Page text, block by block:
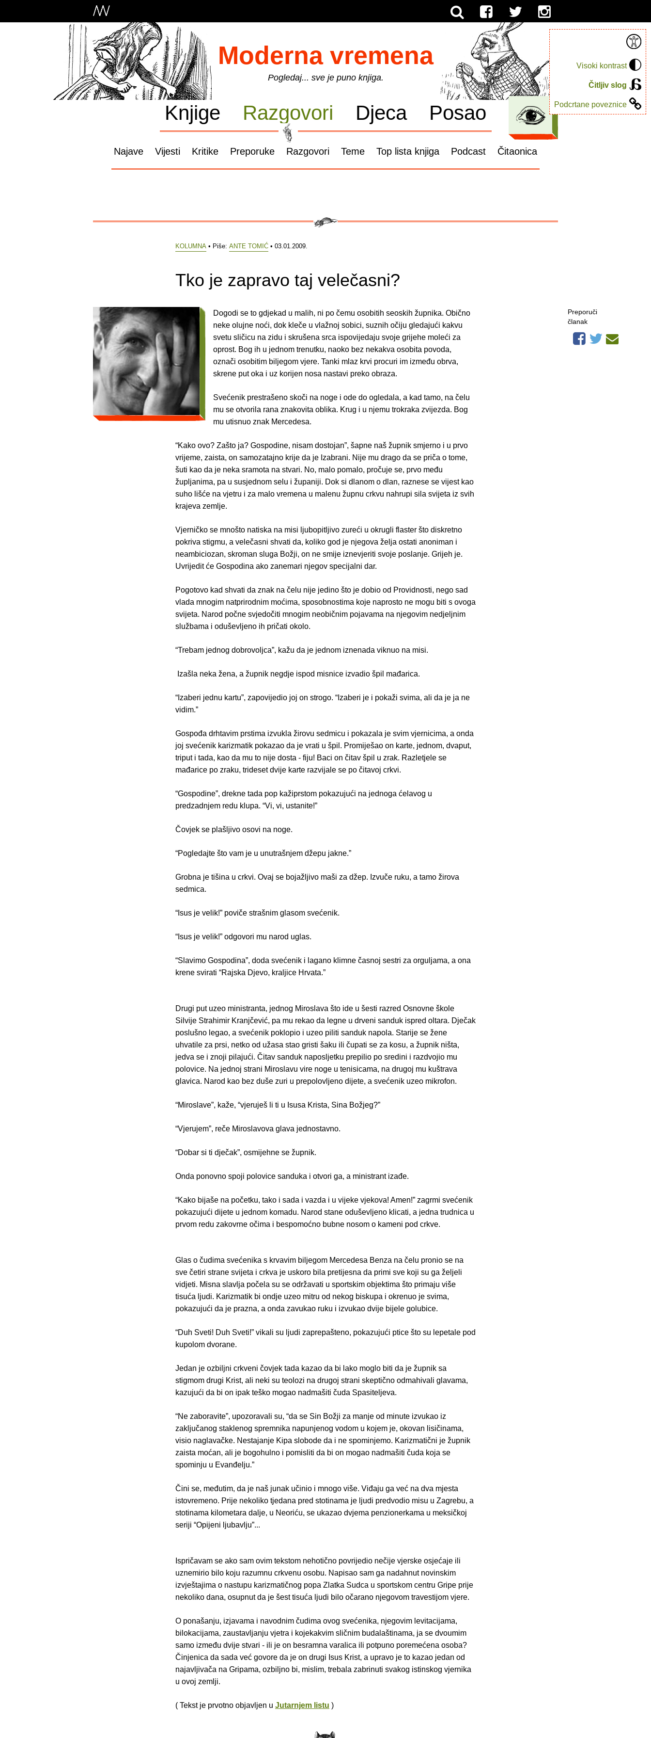
Visoki kontrast
Čitljiv slog
Podcrtane poveznice
Moderna vremena
Pogledaj... sve je puno knjiga.
Knjige Razgovori Djeca Posao
Najave Vijesti Kritike Preporuke Razgovori Teme Top lista knjiga Podcast Čitaonica
KOLUMNA • Piše: ANTE TOMIĆ • 03.01.2009.
Tko je zapravo taj velečasni?
Dogodi se to gdjekad u malih, ni po čemu osobitih seoskih župnika. Obično
neke olujne noći, dok kleče u vlažnoj sobici, suznih očiju gledajući kakvu
svetu sličicu na zidu i skrušena srca ispovijedaju svoje grijehe moleći za
oprost. Bog ih u jednom trenutku, naoko bez nekakva osobita povoda,
označi osobitim biljegom vjere. Tanki mlaz krvi procuri im između obrva,
skrene put oka i uz korijen nosa nastavi preko obraza.
Svećenik prestrašeno skoči na noge i ode do ogledala, a kad tamo, na čelu
mu se otvorila rana znakovita oblika. Krug i u njemu trokraka zvijezda. Bog
mu utisnuo znak Mercedesa.
“Kako ovo? Zašto ja? Gospodine, nisam dostojan”, šapne naš župnik smjerno i u prvo
vrijeme, zaista, on samozatajno krije da je Izabrani. Nije mu drago da se priča o tome,
šuti kao da je neka sramota na stvari. No, malo pomalo, pročuje se, prvo među
župljanima, pa u susjednom selu i županiji. Dok si dlanom o dlan, raznese se vijest kao
suho lišće na vjetru i za malo vremena u malenu župnu crkvu nahrupi sila svijeta iz svih
krajeva zemlje.
Vjerničko se mnošto natiska na misi ljubopitljivo zureći u okrugli flaster što diskretno
pokriva stigmu, a velečasni shvati da, koliko god je njegova želja ostati anoniman i
neambiciozan, skroman sluga Božji, on ne smije iznevjeriti svoje poslanje. Grijeh je.
Uvrijedit će Gospodina ako zanemari njegov specijalni dar.
Pogotovo kad shvati da znak na čelu nije jedino što je dobio od Providnosti, nego sad
vlada mnogim natprirodnim moćima, sposobnostima koje naprosto ne mogu biti s ovoga
svijeta. Narod počne svjedočiti mnogim neobičnim pojavama na njegovim nedjeljnim
službama i oduševljeno ih pričati okolo.
“Trebam jednog dobrovoljca”, kažu da je jednom iznenada viknuo na misi.
Izašla neka žena, a župnik negdje ispod misnice izvadio špil mađarica.
“Izaberi jednu kartu”, zapovijedio joj on strogo. “Izaberi je i pokaži svima, ali da je ja ne
vidim.”
Gospođa drhtavim prstima izvukla žirovu sedmicu i pokazala je svim vjernicima, a onda
joj svećenik karizmatik pokazao da je vrati u špil. Promiješao on karte, jednom, dvaput,
triput i tada, kao da mu to nije dosta - fiju! Baci on čitav špil u zrak. Razletjele se
mađarice po zraku, trideset dvije karte razvijale se po čitavoj crkvi.
“Gospodine”, drekne tada pop kažiprstom pokazujući na jednoga ćelavog u
predzadnjem redu klupa. “Vi, vi, ustanite!”
Čovjek se plašljivo osovi na noge.
“Pogledajte što vam je u unutrašnjem džepu jakne.”
Grobna je tišina u crkvi. Ovaj se bojažljivo maši za džep. Izvuče ruku, a tamo žirova
sedmica.
“Isus je velik!” poviče strašnim glasom svećenik.
“Isus je velik!” odgovori mu narod uglas.
“Slavimo Gospodina”, doda svećenik i lagano klimne časnoj sestri za orguljama, a ona
krene svirati “Rajska Djevo, kraljice Hrvata.”
Drugi put uzeo ministranta, jednog Miroslava što ide u šesti razred Osnovne škole
Silvije Strahimir Kranjčević, pa mu rekao da legne u drveni sanduk ispred oltara. Dječak
poslušno legao, a svećenik poklopio i uzeo piliti sanduk napola. Starije se žene
uhvatile za prsi, netko od užasa stao gristi šaku ili čupati se za kosu, a župnik ništa,
jedva se i znoji pilajući. Čitav sanduk naposljetku prepilio po sredini i razdvojio mu
polovice. Na jednoj strani Miroslavu vire noge u tenisicama, na drugoj mu kuštrava
glavica. Narod kao bez duše zuri u prepolovljeno dijete, a svećenik uzeo mikrofon.
“Miroslave”, kaže, “vjeruješ li ti u Isusa Krista, Sina Božjeg?”
“Vjerujem”, reče Miroslavova glava jednostavno.
“Dobar si ti dječak”, osmijehne se župnik.
Onda ponovno spoji polovice sanduka i otvori ga, a ministrant izađe.
“Kako bijaše na početku, tako i sada i vazda i u vijeke vjekova! Amen!” zagrmi svećenik
pokazujući dijete u jednom komadu. Narod stane oduševljeno klicati, a jedna trudnica u
prvom redu zakovrne očima i bespomoćno bubne nosom o kameni pod crkve.
Glas o čudima svećenika s krvavim biljegom Mercedesa Benza na čelu pronio se na
sve četiri strane svijeta i crkva je uskoro bila pretijesna da primi sve koji su ga željeli
vidjeti. Misna slavlja počela su se održavati u sportskim objektima što primaju više
tisuća ljudi. Karizmatik bi ondje uzeo mitru od nekog biskupa i okrenuo je svima,
pokazujući da je prazna, a onda zavukao ruku i izvukao dvije bijele golubice.
“Duh Sveti! Duh Sveti!” vikali su ljudi zaprepašteno, pokazujući ptice što su lepetale pod
kupolom dvorane.
Jedan je ozbiljni crkveni čovjek tada kazao da bi lako moglo biti da je župnik sa
stigmom drugi Krist, ali neki su teolozi na drugoj strani skeptično odmahivali glavama,
kazujući da bi on ipak teško mogao nadmašiti čuda Spasiteljeva.
“Ne zaboravite”, upozoravali su, “da se Sin Božji za manje od minute izvukao iz
zaključanog staklenog spremnika napunjenog vodom u kojem je, okovan lisičinama,
visio naglavačke. Nestajanje Kipa slobode da i ne spominjemo. Karizmatični je župnik
zaista moćan, ali je bogohulno i pomisliti da bi on mogao nadmašiti čuda koja se
spominju u Evanđelju.”
Čini se, međutim, da je naš junak učinio i mnogo više. Viđaju ga već na dva mjesta
istovremeno. Prije nekoliko tjedana pred stotinama je ljudi predvodio misu u Zagrebu, a
stotinama kilometara dalje, u Neoriću, se ukazao dvjema penzionerkama u meksičkoj
seriji “Opijeni ljubavlju”...
Ispričavam se ako sam ovim tekstom nehotično povrijedio nečije vjerske osjećaje ili
uznemirio bilo koju razumnu crkvenu osobu. Napisao sam ga nadahnut novinskim
izvještajima o nastupu karizmatičnog popa Zlatka Sudca u sportskom centru Gripe prije
nekoliko dana, osupnut da je šest tisuća ljudi bilo očarano njegovom travestijom vjere.
O ponašanju, izjavama i navodnim čudima ovog svećenika, njegovim levitacijama,
bilokacijama, zaustavljanju vjetra i kojekakvim sličnim budalaštinama, ja se dvoumim
samo između dvije stvari - ili je on besramna varalica ili potpuno poremećena osoba?
Činjenica da sada već govore da je on drugi Isus Krist, a upravo je to kazao jedan od
najavljivača na Gripama, ozbiljno bi, mislim, trebala zabrinuti svakog istinskog vjernika
u ovoj zemlji.
( Tekst je prvotno objavljen u Jutarnjem listu )
Preporuči
članak